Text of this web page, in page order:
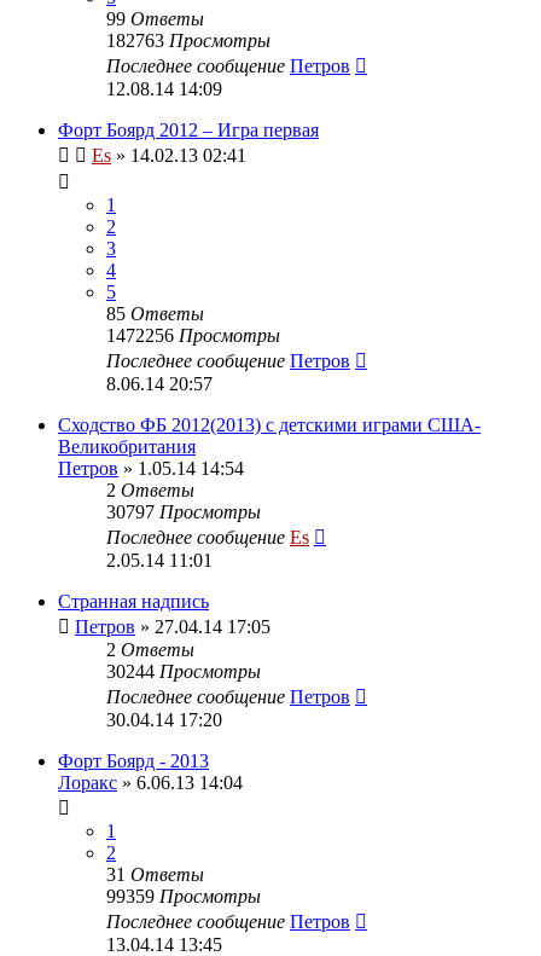
99 Ответы
182763 Просмотры
Последнее сообщение Петров
12.08.14 14:09
Форт Боярд 2012 – Игра первая
Es » 14.02.13 02:41
1
2
3
4
5
85 Ответы
1472256 Просмотры
Последнее сообщение Петров
8.06.14 20:57
Сходство ФБ 2012(2013) с детскими играми США-
Великобритания
Петров » 1.05.14 14:54
2 Ответы
30797 Просмотры
Последнее сообщение Es
2.05.14 11:01
Странная надпись
Петров » 27.04.14 17:05
2 Ответы
30244 Просмотры
Последнее сообщение Петров
30.04.14 17:20
Форт Боярд - 2013
Лоракс » 6.06.13 14:04
1
2
31 Ответы
99359 Просмотры
Последнее сообщение Петров
13.04.14 13:45